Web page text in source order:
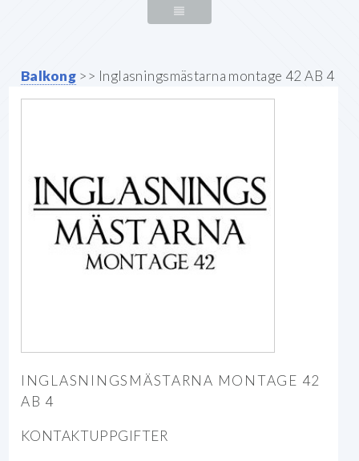
Balkong >> Inglasningsmästarna montage 42 AB 4
INGLASNINGSMÄSTARNA MONTAGE 42
AB 4
KONTAKTUPPGIFTER